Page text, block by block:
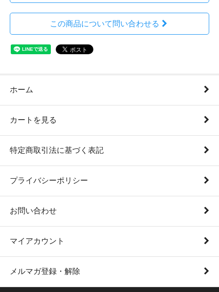
この商品について問い合わせる
ホーム
カートを見る
特定商取引法に基づく表記
プライバシーポリシー
お問い合わせ
マイアカウント
メルマガ登録・解除